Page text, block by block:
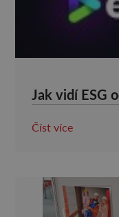
Jak vidí ESG
Číst více